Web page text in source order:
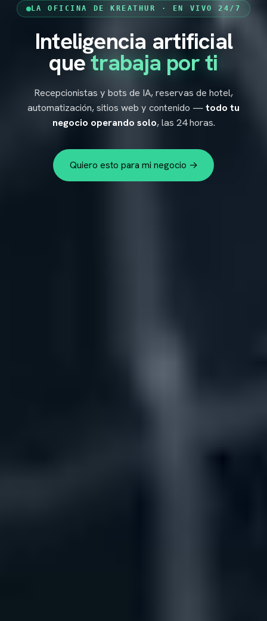
LA OFICINA DE KREATHUR · EN VIVO 24/7
Inteligencia artificial
quetrabaja por ti
Recepcionistas y bots de IA, reservas de hotel,
automatización, sitios web y contenido —todo tu
negocio operando solo, las 24 horas.
Quiero esto para mi negocio →
KREATHUR ES▾